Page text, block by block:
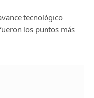
tecnológico
los puntos más